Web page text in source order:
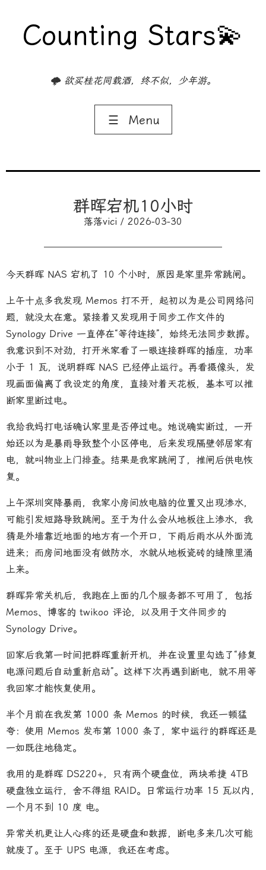
Counting Stars💫
🌩️ 欲买桂花同载酒，终不似，少年游。
☰ Menu
群晖宕机10小时
落落vici / 2026-03-30
今天群晖 NAS 宕机了 10 个小时，原因是家里异常跳闸。
上午十点多我发现 Memos 打不开，起初以为是公司网络问
题，就没太在意。紧接着又发现用于同步工作文件的
Synology Drive 一直停在“等待连接”，始终无法同步数据。
我意识到不对劲，打开米家看了一眼连接群晖的插座，功率
小于 1 瓦，说明群晖 NAS 已经停止运行。再看摄像头，发
现画面偏离了我设定的角度，直接对着天花板，基本可以推
断家里断过电。
我给我妈打电话确认家里是否停过电。她说确实断过，一开
始还以为是暴雨导致整个小区停电，后来发现隔壁邻居家有
电，就叫物业上门排查。结果是我家跳闸了，推闸后供电恢
复。
上午深圳突降暴雨，我家小房间放电脑的位置又出现渗水，
可能引发短路导致跳闸。至于为什么会从地板往上渗水，我
猜是外墙靠近地面的地方有一个开口，下雨后雨水从外面流
进来；而房间地面没有做防水，水就从地板瓷砖的缝隙里涌
上来。
群晖异常关机后，我跑在上面的几个服务都不可用了，包括
Memos、博客的 twikoo 评论，以及用于文件同步的
Synology Drive。
回家后我第一时间把群晖重新开机，并在设置里勾选了“修复
电源问题后自动重新启动”。这样下次再遇到断电，就不用等
我回家才能恢复使用。
半个月前在我发第 1000 条 Memos 的时候，我还一顿猛
夸：使用 Memos 发布第 1000 条了，家中运行的群晖还是
一如既往地稳定。
我用的是群晖 DS220+，只有两个硬盘位，两块希捷 4TB
硬盘独立运行，舍不得组 RAID。日常运行功率 15 瓦以内，
一个月不到 10 度 电。
异常关机更让人心疼的还是硬盘和数据，断电多来几次可能
就废了。至于 UPS 电源，我还在考虑。